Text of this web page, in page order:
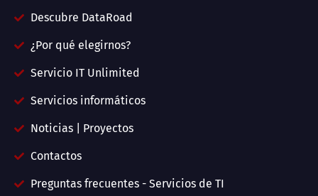
Descubre DataRoad
¿Por qué elegirnos?
Servicio IT Unlimited
Servicios informáticos
Noticias | Proyectos
Contactos
Preguntas frecuentes - Servicios de TI